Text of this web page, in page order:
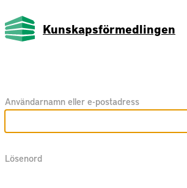
Kunskapsförmedlingen
Användarnamn eller e-postadress
Lösenord